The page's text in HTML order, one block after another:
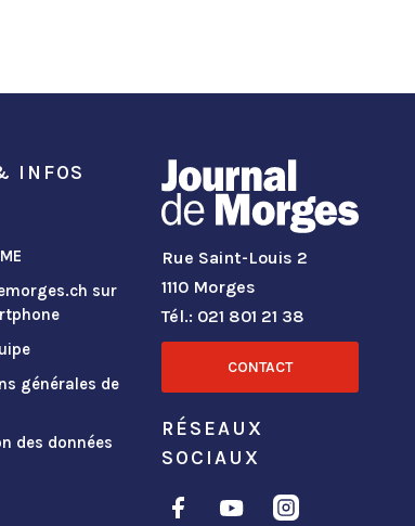
INFOS
sur
générales de
des données
Rue Saint-Louis 2
1110 Morges
Tél.: 021 801 21 38
CONTACT
RÉSEAUX
SOCIAUX